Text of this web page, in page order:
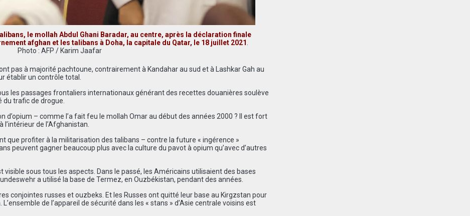
le mollah Abdul Ghani Baradar, au centre, après la déclaration finale
afghan et les talibans à Doha, la capitale du Qatar, le 18 juillet 2021.
Photo : AFP / Karim Jaafar
pas à majorité pachtoune, contrairement à Kandahar au sud et à Lashkar Gah au
établir un contrôle total.
les passages frontaliers internationaux générant des recettes douanières soulève
du trafic de drogue.
d’opium – comme l’a fait feu le mollah Omar au début des années 2000 ? Il est fort
de l’Afghanistan.
que profiter à la militarisation des talibans – contre la future « ingérence »
peuvent gagner beaucoup plus avec la culture du pavot à opium qu’avec d’autres
visible sous tous les aspects. Dans le passé, les Américains utilisaient des bases
a utilisé la base de Termez, en Ouzbékistan, pendant des années.
conjointes russes et ouzbeks. Et les Russes ont quitté leur base au Kirgzstan pour
de l’appareil de sécurité dans les « stans » d’Asie centrale voisins est